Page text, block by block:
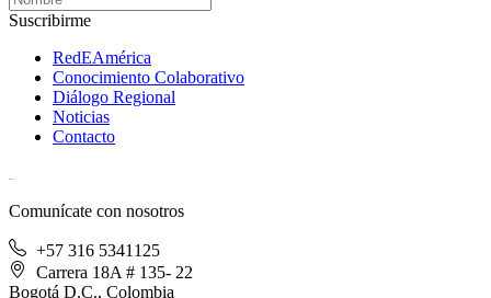
Suscribirme
RedEAmérica
Conocimiento Colaborativo
Diálogo Regional
Noticias
Contacto
Comunícate con nosotros
+57 316 5341125
Carrera 18A # 135- 22
Bogotá D.C., Colombia